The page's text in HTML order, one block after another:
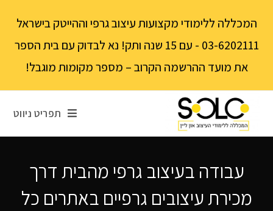
המכללה ללימודי מקצועות עיצוב גרפי וההייטק בישראל
03-6202111 - עם 15 שנה ותק! נא לבדוק עם בית הספר
את מועד ההרשמה הקרוב – מספר מקומות מוגבל!
תפריט ניווט
עבודה בעיצוב גרפי מהבית דרך
מכירת עיצובים גרפיים באתרים כל